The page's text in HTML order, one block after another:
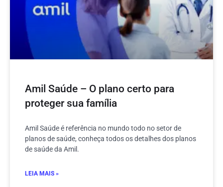
Amil Saúde – O plano certo para
proteger sua família
Amil Saúde é referência no mundo todo no setor de
planos de saúde, conheça todos os detalhes dos planos
de saúde da Amil.
LEIA MAIS »